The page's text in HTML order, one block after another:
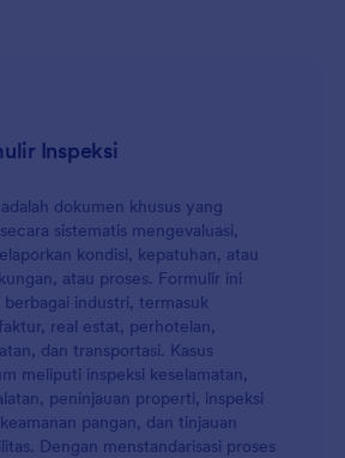
Inspeksi
dokumen khusus yang
sistematis mengevaluasi,
kondisi, kepatuhan, atau
atau proses. Formulir ini
industri, termasuk
real estat, perhotelan,
dan transportasi. Kasus
meliputi inspeksi keselamatan,
peninjauan properti, inspeksi
pangan, dan tinjauan
Dengan menstandarisasi proses